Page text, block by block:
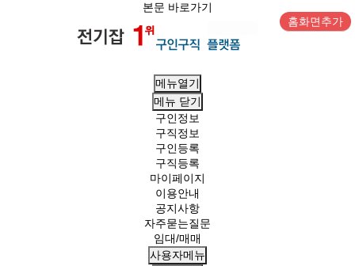
본문 바로가기
홈화면추가
메뉴열기
메뉴 닫기
구인정보
구직정보
구인등록
구직등록
마이페이지
이용안내
공지사항
자주묻는질문
임대/매매
사용자메뉴